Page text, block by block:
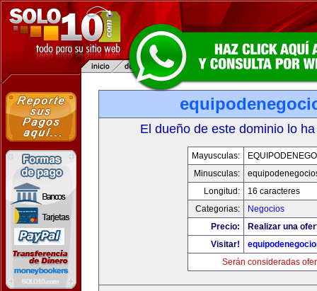
El dueño de este dominio lo
Mayusculas:
Minusculas:
Longitud:
16 caracteres
Categorias:
Negocios
Precio:
Realizar una
Visitar!
Serán consideradas